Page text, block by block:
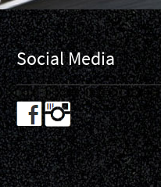
Social Media